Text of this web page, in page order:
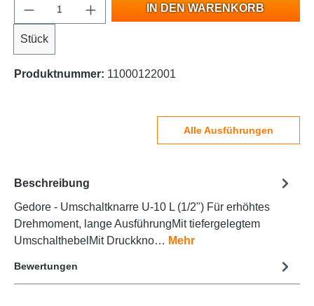
Stück
IN DEN WARENKORB
Produktnummer: 11000122001
Alle Ausführungen
Beschreibung
Gedore - Umschaltknarre U-10 L (1/2") Für erhöhtes
Drehmoment, lange AusführungMit tiefergelegtem
UmschalthebelMit Druckkno… Mehr
Bewertungen